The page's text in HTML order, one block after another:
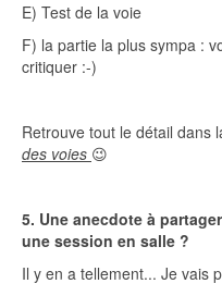
E) Test de la voie
F) la partie la plus sympa :
critiquer :-)
Retrouve tout le détail dans
des voies 😉
5. Une anecdote à
une session en salle ?
Il y en a tellement... Je vais